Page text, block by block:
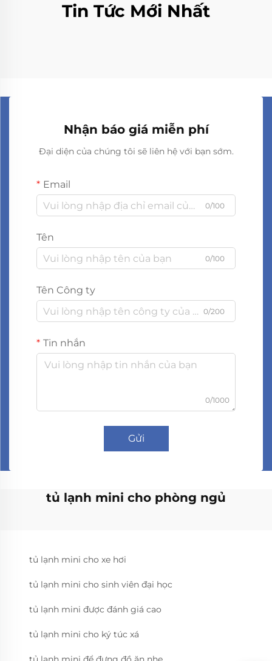
Tin Tức Mới Nhất
Nhận báo giá miễn phí
Đại diện của chúng tôi sẽ liên hệ với bạn sớm.
Email
0/100
Tên
0/100
Tên Công ty
0/200
Tin nhắn
0/1000
Gửi
tủ lạnh mini cho phòng ngủ
tủ lạnh mini cho xe hơi
tủ lạnh mini cho sinh viên đại học
tủ lạnh mini được đánh giá cao
tủ lạnh mini cho ký túc xá